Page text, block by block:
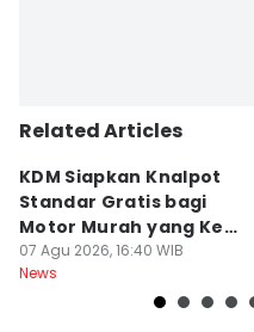
Related Articles
KDM Siapkan Knalpot
Standar Gratis bagi
Motor Murah yang Kena
Razia
07 Agu 2026, 16:40 WIB
News